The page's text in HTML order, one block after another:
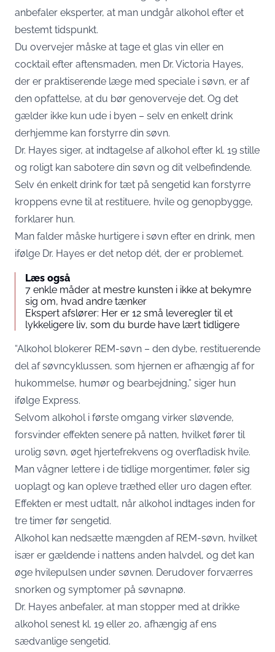
anbefaler eksperter, at man undgår alkohol efter et
bestemt tidspunkt.
Du overvejer måske at tage et glas vin eller en
cocktail efter aftensmaden, men Dr. Victoria Hayes,
der er praktiserende læge med speciale i søvn, er af
den opfattelse, at du bør genoverveje det. Og det
gælder ikke kun ude i byen – selv en enkelt drink
derhjemme kan forstyrre din søvn.
Dr. Hayes siger, at indtagelse af alkohol efter kl. 19 stille
og roligt kan sabotere din søvn og dit velbefindende.
Selv én enkelt drink for tæt på sengetid kan forstyrre
kroppens evne til at restituere, hvile og genopbygge,
forklarer hun.
Man falder måske hurtigere i søvn efter en drink, men
ifølge Dr. Hayes er det netop dét, der er problemet.
Læs også
7 enkle måder at mestre kunsten i ikke at bekymre
sig om, hvad andre tænker
Ekspert afslører: Her er 12 små leveregler til et
lykkeligere liv, som du burde have lært tidligere
“Alkohol blokerer REM-søvn – den dybe, restituerende
del af søvncyklussen, som hjernen er afhængig af for
hukommelse, humør og bearbejdning,” siger hun
ifølge Express.
Selvom alkohol i første omgang virker sløvende,
forsvinder effekten senere på natten, hvilket fører til
urolig søvn, øget hjertefrekvens og overfladisk hvile.
Man vågner lettere i de tidlige morgentimer, føler sig
uoplagt og kan opleve træthed eller uro dagen efter.
Effekten er mest udtalt, når alkohol indtages inden for
tre timer før sengetid.
Alkohol kan nedsætte mængden af REM-søvn, hvilket
især er gældende i nattens anden halvdel, og det kan
øge hvilepulsen under søvnen. Derudover forværres
snorken og symptomer på søvnapnø.
Dr. Hayes anbefaler, at man stopper med at drikke
alkohol senest kl. 19 eller 20, afhængig af ens
sædvanlige sengetid.